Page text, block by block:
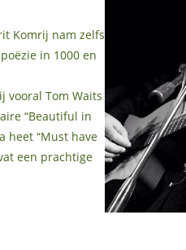
Komrij nam zelfs
in 1000 en
vooral Tom Waits
“Beautiful in
heet “Must have
een prachtige